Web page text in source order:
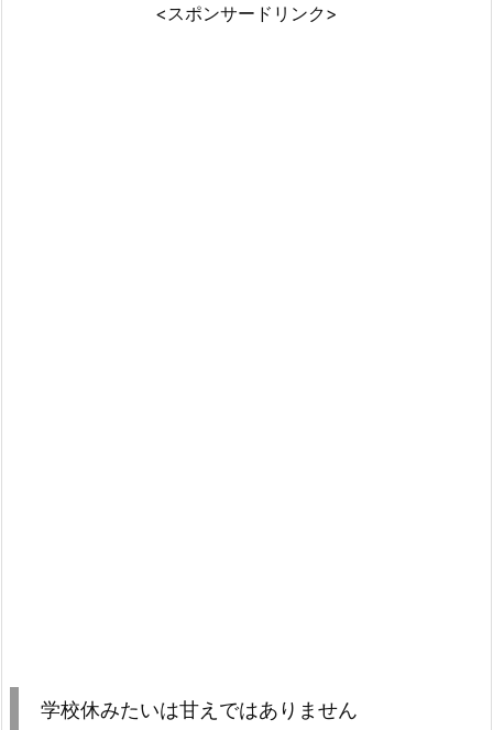
<スポンサードリンク>
学校休みたいは甘えではありません